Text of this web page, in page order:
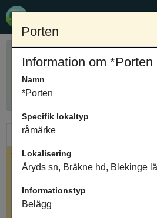
Sök ortnamn
Innehåller
Ortnamn
Valt ortnamn
län, Blekinge
Porten
Information om *Porten
Namn
*Porten
Specifik lokaltyp
råmärke
Lokalisering
Åryds sn, Bräkne hd, Blekinge
Informationstyp
Belägg